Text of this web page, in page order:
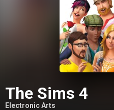
The Sims 4
Electronic Arts